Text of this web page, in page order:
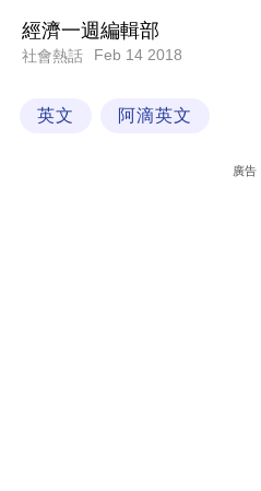
業
科
經濟一週編輯部
社會熱話 Feb 14 2018
英文 阿滴英文
廣告